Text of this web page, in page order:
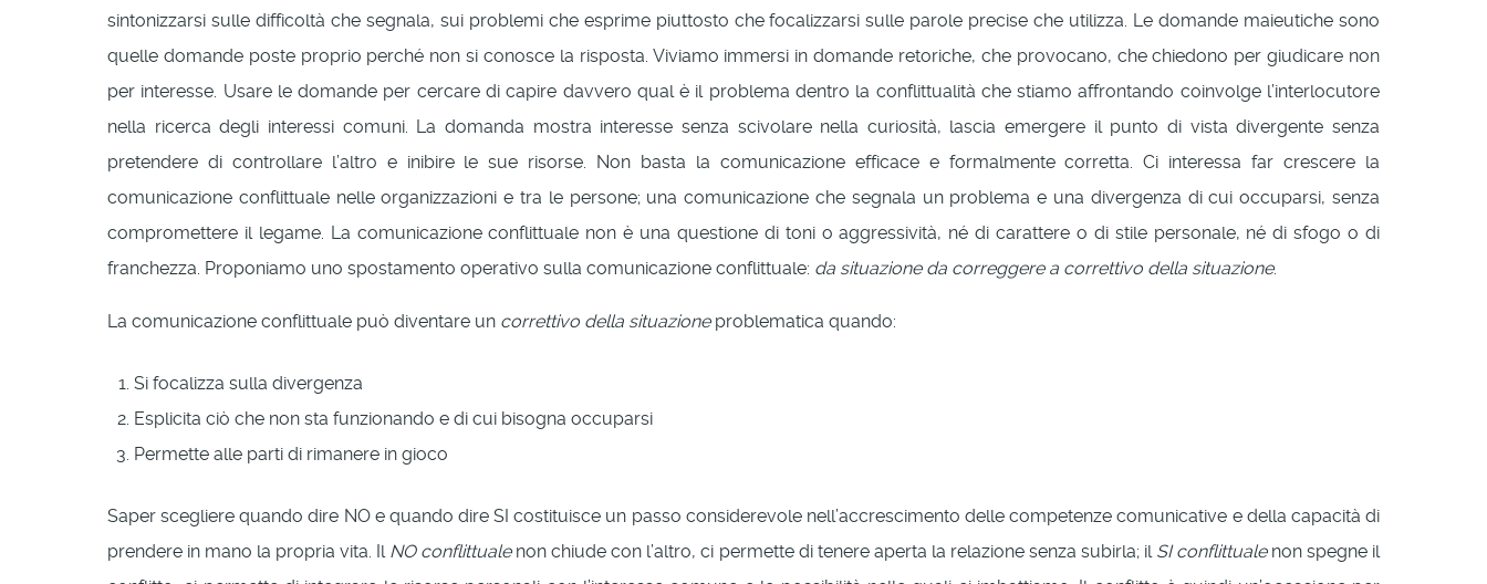
sintonizzarsi sulle difficoltà che segnala, sui problemi che esprime piuttosto che focalizzarsi sulle parole precise che utilizza. Le domande maieutiche sono
quelle domande poste proprio perché non si conosce la risposta. Viviamo immersi in domande retoriche, che provocano, che chiedono per giudicare non
per interesse. Usare le domande per cercare di capire davvero qual è il problema dentro la conflittualità che stiamo affrontando coinvolge l’interlocutore
nella ricerca degli interessi comuni. La domanda mostra interesse senza scivolare nella curiosità, lascia emergere il punto di vista divergente senza
pretendere di controllare l’altro e inibire le sue risorse. Non basta la comunicazione efficace e formalmente corretta. Ci interessa far crescere la
comunicazione conflittuale nelle organizzazioni e tra le persone; una comunicazione che segnala un problema e una divergenza di cui occuparsi, senza
compromettere il legame. La comunicazione conflittuale non è una questione di toni o aggressività, né di carattere o di stile personale, né di sfogo o di
franchezza. Proponiamo uno spostamento operativo sulla comunicazione conflittuale: da situazione da correggere a correttivo della situazione.
La comunicazione conflittuale può diventare un correttivo della situazione problematica quando:
Si focalizza sulla divergenza
Esplicita ciò che non sta funzionando e di cui bisogna occuparsi
Permette alle parti di rimanere in gioco
Saper scegliere quando dire NO e quando dire SI costituisce un passo considerevole nell’accrescimento delle competenze comunicative e della capacità di
prendere in mano la propria vita. Il NO conflittualenon chiude con l’altro, ci permette di tenere aperta la relazione senza subirla; il SI conflittualenon spegne il